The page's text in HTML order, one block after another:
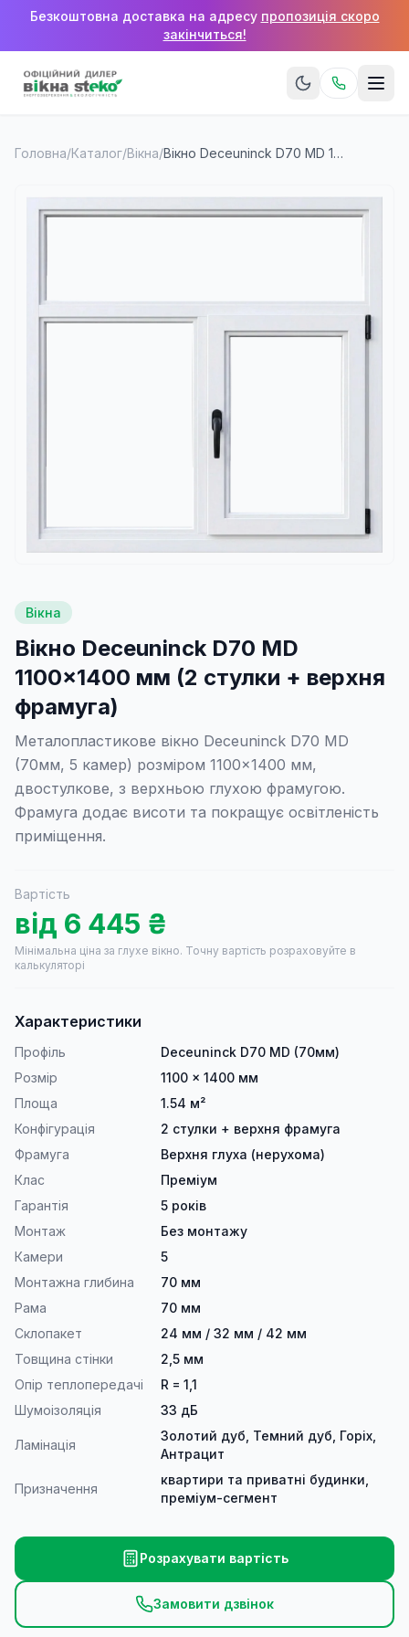
Безкоштовна доставка на адресу пропозиція скоро
закінчиться!
Головна/Каталог/Вікна/ Вікно Deceuninck D70 MD 1100×1400 мм (2 стулки + верхня фрамуга)
Вікна
Вікно Deceuninck D70 MD
1100×1400 мм (2 стулки + верхня
фрамуга)
Металопластикове вікно Deceuninck D70 MD
(70мм, 5 камер) розміром 1100×1400 мм,
двостулкове, з верхньою глухою фрамугою.
Фрамуга додає висоти та покращує освітленість
приміщення.
Вартість
від 6 445 ₴
Мінімальна ціна за глухе вікно. Точну вартість розраховуйте в
калькуляторі
Характеристики
Профіль
Deceuninck D70 MD (70мм)
Розмір
1100 × 1400 мм
Площа
1.54 м²
Конфігурація
2 стулки + верхня фрамуга
Фрамуга
Верхня глуха (нерухома)
Клас
Преміум
Гарантія
5 років
Монтаж
Без монтажу
Камери
5
Монтажна глибина
70 мм
Рама
70 мм
Склопакет
24 мм / 32 мм / 42 мм
Товщина стінки
2,5 мм
Опір теплопередачі
R = 1,1
Шумоізоляція
33 дБ
Ламінація
Золотий дуб, Темний дуб, Горіх,
Антрацит
Призначення
квартири та приватні будинки,
преміум-сегмент
Розрахувати вартість
Замовити дзвінок